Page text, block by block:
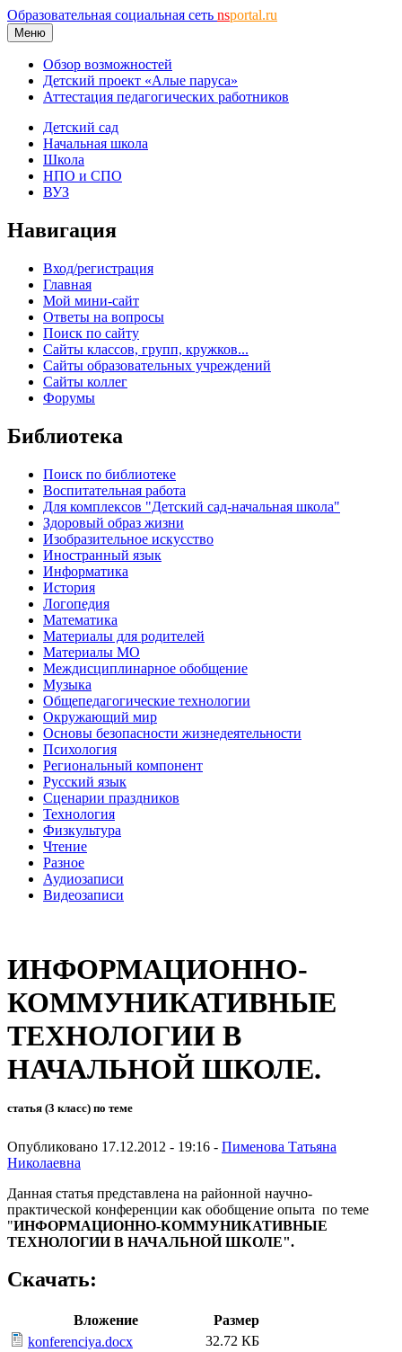
Образовательная социальная сеть nsportal.ru
Меню
Обзор возможностей
Детский проект «Алые паруса»
Аттестация педагогических работников
Детский сад
Начальная школа
Школа
НПО и СПО
ВУЗ
Навигация
Вход/регистрация
Главная
Мой мини-сайт
Ответы на вопросы
Поиск по сайту
Сайты классов, групп, кружков...
Сайты образовательных учреждений
Сайты коллег
Форумы
Библиотека
Поиск по библиотеке
Воспитательная работа
Для комплексов "Детский сад-начальная школа"
Здоровый образ жизни
Изобразительное искусство
Иностранный язык
Информатика
История
Логопедия
Математика
Материалы для родителей
Материалы МО
Междисциплинарное обобщение
Музыка
Общепедагогические технологии
Окружающий мир
Основы безопасности жизнедеятельности
Психология
Региональный компонент
Русский язык
Сценарии праздников
Технология
Физкультура
Чтение
Разное
Аудиозаписи
Видеозаписи
ИНФОРМАЦИОННО-
КОММУНИКАТИВНЫЕ
ТЕХНОЛОГИИ В
НАЧАЛЬНОЙ ШКОЛЕ.
статья (3 класс) по теме
Опубликовано 17.12.2012 - 19:16 - Пименова Татьяна
Николаевна
Данная статья представлена на районной научно-
практической конференции как обобщение опыта по теме
"ИНФОРМАЦИОННО-КОММУНИКАТИВНЫЕ
ТЕХНОЛОГИИ В НАЧАЛЬНОЙ ШКОЛЕ".
Скачать:
Вложение
Размер
konferenciya.docx
32.72 КБ